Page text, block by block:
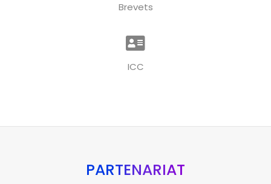
Brevets
ICC
PARTENARIAT